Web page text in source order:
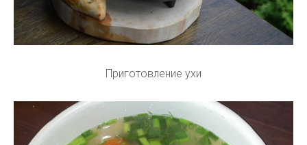
Приготовление ухи